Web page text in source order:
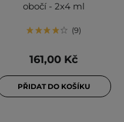
obočí - 2x4 ml
9
161,00 Kč
PŘIDAT DO KOŠÍKU